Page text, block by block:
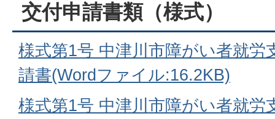
交付申請書類（様式）
様式第1号 中津川市障がい者就労
請書(Wordファイル:16.2KB)
様式第1号 中津川市障がい者就労